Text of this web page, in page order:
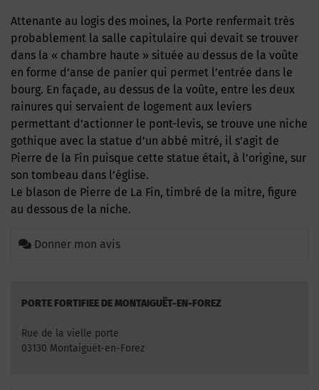
Attenante au logis des moines, la Porte renfermait très
probablement la salle capitulaire qui devait se trouver
dans la « chambre haute » située au dessus de la voûte
en forme d’anse de panier qui permet l’entrée dans le
bourg. En façade, au dessus de la voûte, entre les deux
rainures qui servaient de logement aux leviers
permettant d’actionner le pont-levis, se trouve une niche
gothique avec la statue d’un abbé mitré, il s’agit de
Pierre de la Fin puisque cette statue était, à l’origine, sur
son tombeau dans l’église.
Le blason de Pierre de La Fin, timbré de la mitre, figure
au dessous de la niche.
Donner mon avis
PORTE FORTIFIEE DE MONTAIGUËT-EN-FOREZ
Rue de la vielle porte
03130 Montaiguët-en-Forez